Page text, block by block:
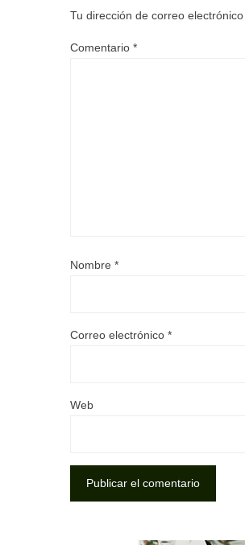
Tu dirección de correo
Comentario *
Nombre *
Correo electrónico *
Web